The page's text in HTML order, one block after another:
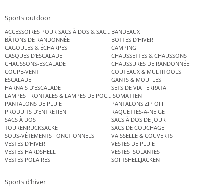
Sports outdoor
ACCESSOIRES POUR SACS À DOS & SACS ÉTANCHES
BANDEAUX
BÂTONS DE RANDONNÉE
BOTTES D’HIVER
CAGOULES & ÉCHARPES
CAMPING
CASQUES D’ESCALADE
CHAUSSETTES & CHAUSSONS
CHAUSSONS-ESCALADE
CHAUSSURES DE RANDONNÉE
COUPE-VENT
COUTEAUX & MULTITOOLS
ESCALADE
GANTS & MOUFLES
HARNAIS D’ESCALADE
SETS DE VIA FERRATA
LAMPES FRONTALES & LAMPES DE POCHEISOMATTEN
PANTALONS DE PLUIE
PANTALONS ZIP OFF
PRODUITS D’ENTRETIEN
RAQUETTES-A-NEIGE
SACS À DOS
SACS À DOS DE JOUR
TOURENRUCKSÄCKE
SACS DE COUCHAGE
SOUS-VÊTEMENTS FONCTIONNELS
VAISSELLE & COUVERTS
VESTES D’HIVER
VESTES DE PLUIE
VESTES HARDSHELL
VESTES ISOLANTES
VESTES POLAIRES
SOFTSHELLJACKEN
Sports d’hiver